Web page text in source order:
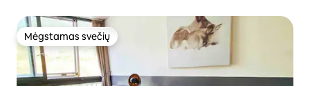
Mėgstamas svečių
Mėgstamas svečių